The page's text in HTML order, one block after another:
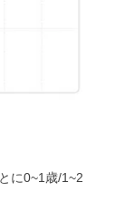
に0~1歳/1~2